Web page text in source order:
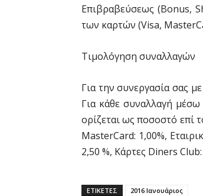
Επιβραβεύσεως (Bonus,
των καρτών (Visa,
Τιμολόγηση συναλλαγών
Για την συνεργασία σας
Για κάθε συναλλαγή
ορίζεται ως ποσοστό επί
MasterCard: 1,00%,
2,50 %, Κάρτες Diners
ΕΤΙΚΕΤΕΣ 2016 Ιανουάριος